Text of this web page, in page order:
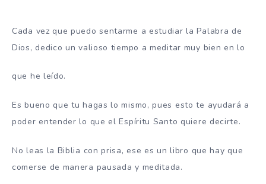
Cada vez que puedo sentarme a estudiar la Palabra de
Dios, dedico un valioso tiempo a meditar muy bien en lo
que he leído.
Es bueno que tu hagas lo mismo, pues esto te ayudará a
poder entender lo que el Espíritu Santo quiere decirte.
No leas la Biblia con prisa, ese es un libro que hay que
comerse de manera pausada y meditada.